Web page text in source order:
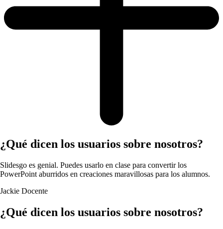
¿Qué dicen los usuarios sobre nosotros?
Slidesgo es genial. Puedes usarlo en clase para convertir los
PowerPoint aburridos en creaciones maravillosas para los alumnos.
Jackie Docente
¿Qué dicen los usuarios sobre nosotros?